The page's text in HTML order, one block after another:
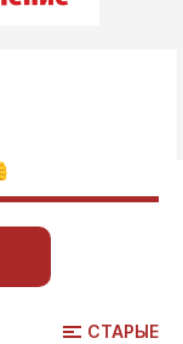
СТАРЫЕ